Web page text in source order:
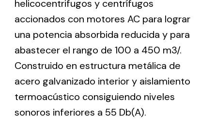
Ventilation
The incorporation of Novovent into the group
meant a greater offer of ventilation products for
helicocentrifugos y centrífugos
accionados con motores AC para lograr
una potencia absorbida reducida y para
abastecer el rango de 100 a 450 m3/.
Construido en estructura metálica de
acero galvanizado interior y aislamiento
termoacústico consiguiendo niveles
sonoros inferiores a 55 Db(A).